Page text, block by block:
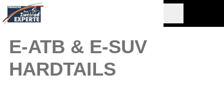
E-ATB & E-SUV
HARDTAILS